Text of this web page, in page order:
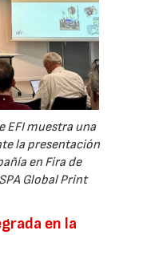
EFI muestra una
la presentación
en Fira de
Global Print
en la